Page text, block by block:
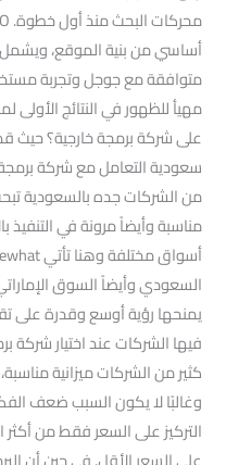
أساسي من بنية الموقع،
متوافقة مع جوجل وتجربة
مهيأ للظهور في النتائج
على شركة برمجة خارجية؟ حيث
سعودية التعامل مع شركة برمجة
من الشركات جده بالسعودية
مناسبة وأيضاً مرونة في
السعودي وأيضاً السوق
يمنحها رؤية أوسع وقدرة على
فيها الشركات عند اختيار
كثير من الشركات ميزانية
وغالبًا لا يكون السبب ضعف
التركيز على السعر فقط من أكثر